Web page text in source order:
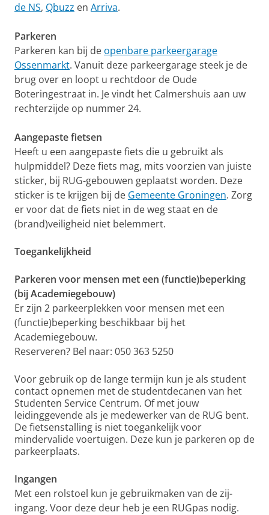
de NS, Qbuzz en Arriva.
Parkeren
Parkeren kan bij de openbare parkeergarage
Ossenmarkt. Vanuit deze parkeergarage steek je de
brug over en loopt u rechtdoor de Oude
Boteringestraat in. Je vindt het Calmershuis aan uw
rechterzijde op nummer 24.
Aangepaste fietsen
Heeft u een aangepaste fiets die u gebruikt als
hulpmiddel? Deze fiets mag, mits voorzien van juiste
sticker, bij RUG-gebouwen geplaatst worden. Deze
sticker is te krijgen bij de Gemeente Groningen. Zorg
er voor dat de fiets niet in de weg staat en de
(brand)veiligheid niet belemmert.
Toegankelijkheid
Parkeren voor mensen met een (functie)beperking
(bij Academiegebouw)
Er zijn 2 parkeerplekken voor mensen met een
(functie)beperking beschikbaar bij het
Academiegebouw.
Reserveren? Bel naar: 050 363 5250
Voor gebruik op de lange termijn kun je als student
contact opnemen met de studentdecanen van het
Studenten Service Centrum. Of met jouw
leidinggevende als je medewerker van de RUG bent.
De fietsenstalling is niet toegankelijk voor
mindervalide voertuigen. Deze kun je parkeren op de
parkeerplaats.
Ingangen
Met een rolstoel kun je gebruikmaken van de zij-
ingang. Voor deze deur heb je een RUGpas nodig.